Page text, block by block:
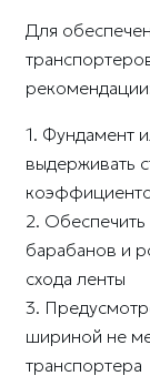
Для
1. Фундамент
выдерживать
2.
барабанов и
схода ленты
3.
шириной не
транспортера